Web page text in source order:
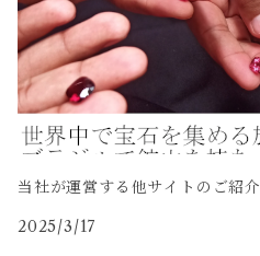
当社が運営する他サイトのご紹介
2025/3/17